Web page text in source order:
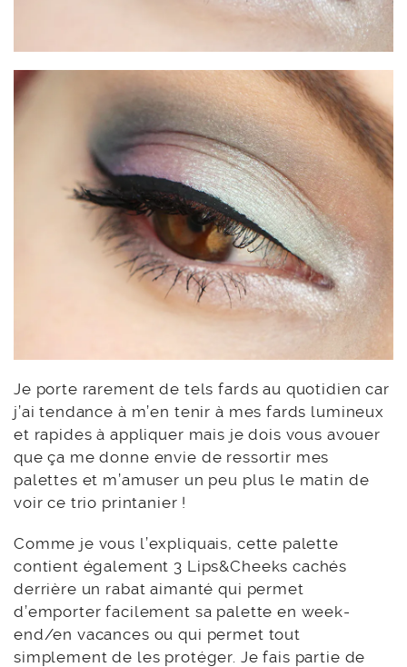
Je porte rarement de tels fards au quotidien car
j’ai tendance à m’en tenir à mes fards lumineux
et rapides à appliquer mais je dois vous avouer
que ça me donne envie de ressortir mes
palettes et m’amuser un peu plus le matin de
voir ce trio printanier !
Comme je vous l’expliquais, cette palette
contient également 3 Lips&Cheeks cachés
derrière un rabat aimanté qui permet
d’emporter facilement sa palette en week-
end/en vacances ou qui permet tout
simplement de les protéger. Je fais partie de